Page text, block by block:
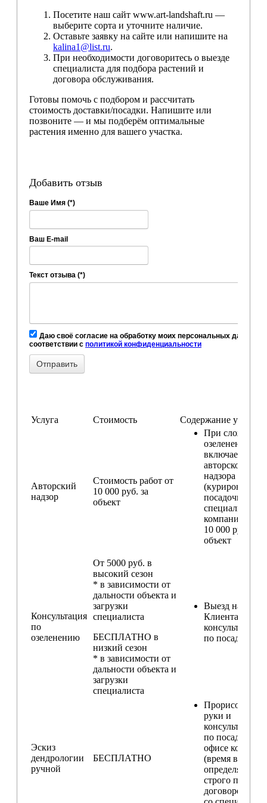
Посетите наш сайт www.art-landshaft.ru —
выберите сорта и уточните наличие.
Оставьте заявку на сайте или напишите на
kalina1@list.ru.
При необходимости договоритесь о выезде
специалиста для подбора растений и
договора обслуживания.
Готовы помочь с подбором и рассчитать
стоимость доставки/посадки. Напишите или
позвоните — и мы подберём оптимальные
растения именно для вашего участка.
Добавить отзыв
Ваше Имя (*)
Ваш E-mail
Текст отзыва (*)
Даю своё согласие на обработку моих персональных данных, в
соответствии с политикой конфиденциальности
Услуга Стоимость Содержание услуги
Авторский
надзор
Стоимость работ от
10 000 руб. за
объект
При сложном
озеленении
включаем
авторского
надзора
(курирование
посадочных
специалистом
компании) —
10 000 руб. за
объект
Консультация
по
озеленению
От 5000 руб. в
высокий сезон
* в зависимости от
дальности объекта и
загрузки
специалиста
БЕСПЛАТНО в
низкий сезон
* в зависимости от
дальности объекта и
загрузки
специалиста
Выезд на
Клиента для
по посадкам
Эскиз
дендрологии
ручной
БЕСПЛАТНО
Прорисовка от
руки и
по посадкам в
офисе
(время встречи
определяется
строго по